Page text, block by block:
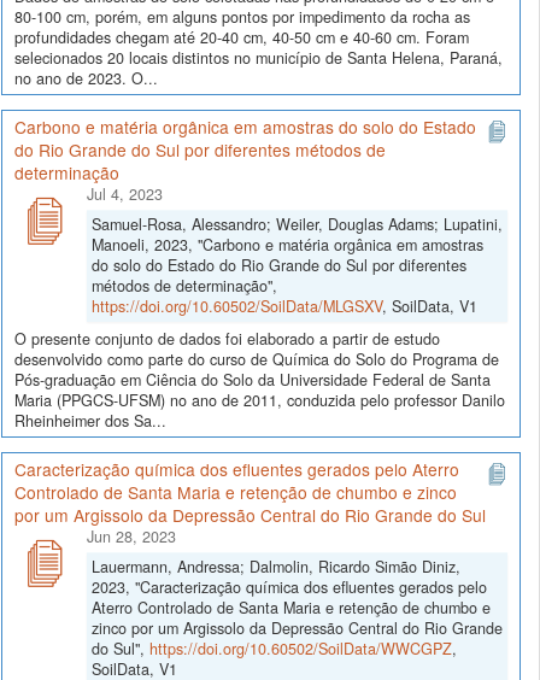
80-100 cm, porém, em alguns pontos por impedimento da rocha as
profundidades chegam até 20-40 cm, 40-50 cm e 40-60 cm. Foram
selecionados 20 locais distintos no município de Santa Helena, Paraná,
no ano de 2023. O...
Carbono e matéria orgânica em amostras do solo do Estado
do Rio Grande do Sul por diferentes métodos de
determinação
Jul 4, 2023
Samuel-Rosa, Alessandro; Weiler, Douglas Adams; Lupatini,
Manoeli, 2023, "Carbono e matéria orgânica em amostras
do solo do Estado do Rio Grande do Sul por diferentes
métodos de determinação",
https://doi.org/10.60502/SoilData/MLGSXV, SoilData, V1
O presente conjunto de dados foi elaborado a partir de estudo
desenvolvido como parte do curso de Química do Solo do Programa de
Pós-graduação em Ciência do Solo da Universidade Federal de Santa
Maria (PPGCS-UFSM) no ano de 2011, conduzida pelo professor Danilo
Rheinheimer dos Sa...
Caracterização química dos efluentes gerados pelo Aterro
Controlado de Santa Maria e retenção de chumbo e zinco
por um Argissolo da Depressão Central do Rio Grande do Sul
Jun 28, 2023
Lauermann, Andressa; Dalmolin, Ricardo Simão Diniz,
2023, "Caracterização química dos efluentes gerados pelo
Aterro Controlado de Santa Maria e retenção de chumbo e
zinco por um Argissolo da Depressão Central do Rio Grande
do Sul", https://doi.org/10.60502/SoilData/WWCGPZ,
SoilData, V1